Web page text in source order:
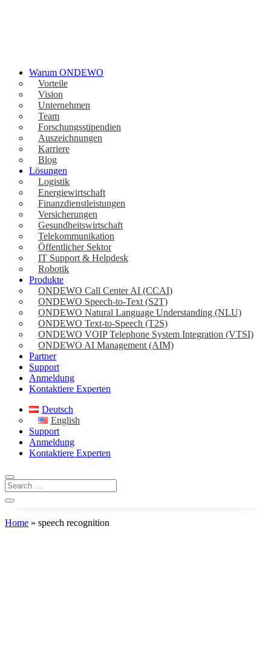
Warum ONDEWO
Vorteile
Vision
Unternehmen
Team
Forschungsstipendien
Auszeichnungen
Karriere
Blog
Lösungen
Logistik
Energiewirtschaft
Finanzdienstleistungen
Versicherungen
Gesundheitswirtschaft
Telekommunikation
Öffentlicher Sektor
IT Support & Helpdesk
Robotik
Produkte
ONDEWO Call Center AI (CCAI)
ONDEWO Speech-to-Text (S2T)
ONDEWO Natural Language Understanding (NLU)
ONDEWO Text-to-Speech (T2S)
ONDEWO VOIP Telephone System Integration (VTSI)
ONDEWO AI Management (AIM)
Partner
Support
Anmeldung
Kontaktiere Experten
Deutsch
English
Support
Anmeldung
Kontaktiere Experten
Home » speech recognition